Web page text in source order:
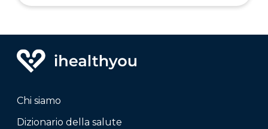
Chi siamo
Dizionario della salute